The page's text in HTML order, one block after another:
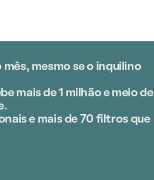
mesmo se o inquilino
mais de 1 milhão e meio de
e mais de 70 filtros que